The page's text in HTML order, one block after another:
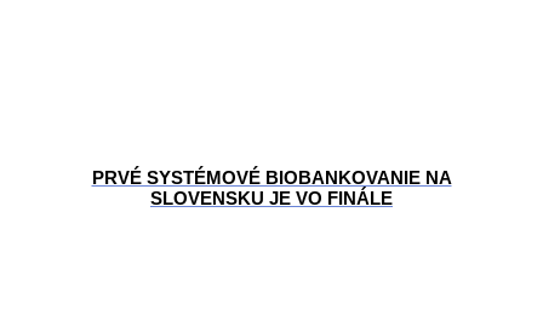
PRVÉ SYSTÉMOVÉ BIOBANKOVANIE NA
SLOVENSKU JE VO FINÁLE